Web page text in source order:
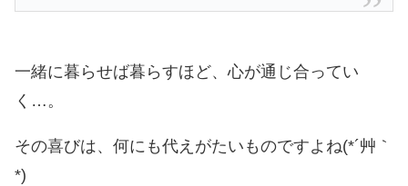
一緒に暮らせば暮らすほど、心が通じ合ってい
く…。
その喜びは、何にも代えがたいものですよね(*´艸｀
*)